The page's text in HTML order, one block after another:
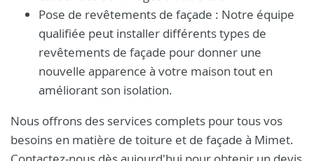
Pose de revêtements de façade : Notre équipe
qualifiée peut installer différents types de
revêtements de façade pour donner une
nouvelle apparence à votre maison tout en
améliorant son isolation.
Nous offrons des services complets pour tous vos
besoins en matière de toiture et de façade à Mimet.